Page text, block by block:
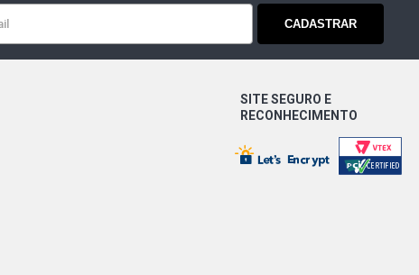
CAMINHAO 6.0 12V OM366 DIESEL
CADASTRAR
SITE SEGURO E
RECONHECIMENTO